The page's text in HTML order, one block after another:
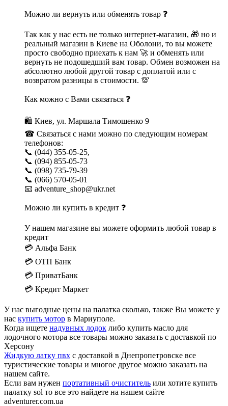
Можно ли вернуть или обменять товар ❓
Так как у нас есть не только интернет-магазин, 🎁 но и
реальный магазин в Киеве на Оболони, то вы можете
просто свободно приехать к нам 🚀 и обменять или
вернуть не подошедший вам товар. Обмен возможен на
абсолютно любой другой товар с доплатой или с
возвратом разницы в стоимости. 💯
Как можно с Вами связаться ❓
🛍 Киев, ул. Маршала Тимошенко 9
☎ Связаться с нами можно по следующим номерам
телефонов:
📞 (044) 355-05-25,
📞 (094) 855-05-73
📞 (098) 735-79-39
📞 (066) 570-05-01
📧 adventure_shop@ukr.net
Можно ли купить в кредит ❓
У нашем магазине вы можете оформить любой товар в
кредит
💳 Альфа Банк
💳 ОТП Банк
💳 ПриватБанк
💳 Кредит Маркет
У нас выгодные цены на палатка сколько, также Вы можете у
нас купить мотор в Мариуполе.
Когда ищете надувных лодок либо купить масло для
лодочного мотора все товары можно заказать с доставкой по
Херсону
Жидкую латку пвх с доставкой в Днепропетровске все
туристические товары и многое другое можно заказать на
нашем сайте.
Если вам нужен портативный очиститель или хотите купить
палатку sol то все это найдете на нашем сайте
adventurer.com.ua